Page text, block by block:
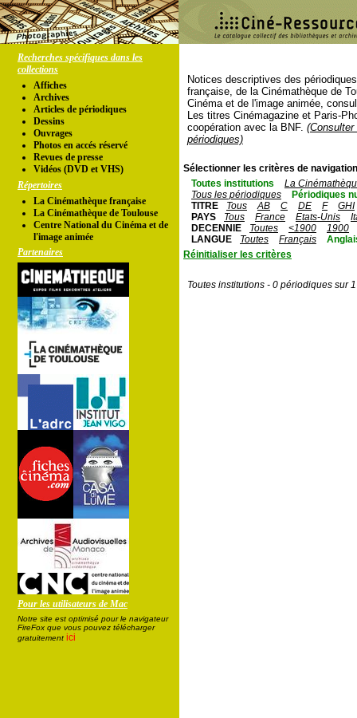
Recherches spécifiques dans les
collections
Affiches
Archives
Articles de périodiques
Dessins
Ouvrages
Photos en accés réservé
Revues de presse
Vidéos (DVD et VHS)
Répertoires
La Cinémathèque française
La Cinémathèque de Toulouse
Centre National du Cinéma et de
l'image animée
Partenaires
Pour les utilisateurs de Mac
Notre site est optimisé pour le navigateur
FireFox que vous pouvez télécharger
gratuitement ici
Notices descriptives des
française, de la Cinémathèque de
Cinéma et de l'image animée,
Les titres Cinémagazine et Paris-
coopération avec la BNF.
périodiques)
Sélectionner les critères de
Toutes institutions
La
Tous les périodiques
Périodiques
TITRE
Tous AB C DE F
GHI
PAYS
Tous France Etats-Unis
DECENNIE
Toutes <1900
1900
LANGUE
Toutes Français
Réinitialiser les critères
Toutes institutions - 0 périodiques sur